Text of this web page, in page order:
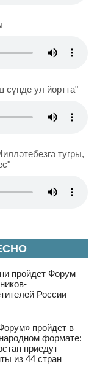
пройдет Форум
России
пройдет в
формате:
приедут
из 44 стран
сүнде ул йортта"
тугры,